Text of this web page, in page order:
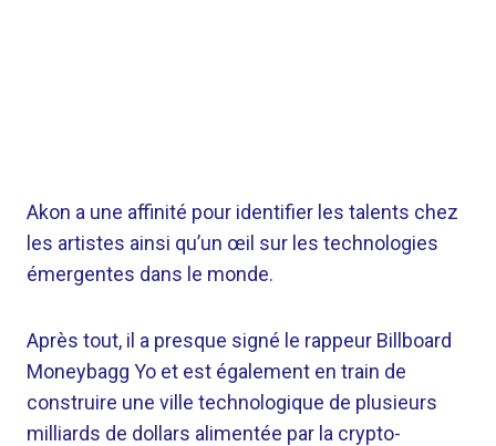
Akon a une affinité pour identifier les talents chez
les artistes ainsi qu’un œil sur les technologies
émergentes dans le monde.
Après tout, il a presque signé le rappeur Billboard
Moneybagg Yo et est également en train de
construire une ville technologique de plusieurs
milliards de dollars alimentée par la crypto-